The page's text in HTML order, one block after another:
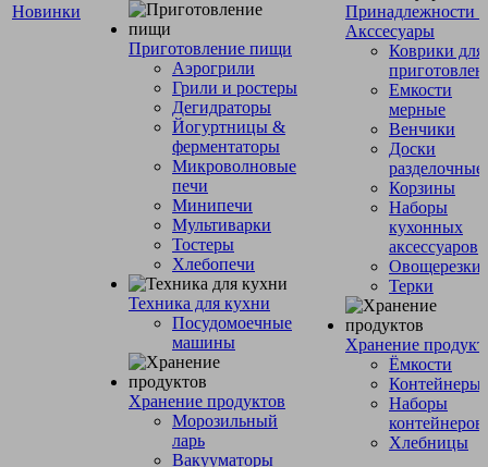
Новинки
Приготовление пищи
Аэрогрили
Грили и ростеры
Дегидраторы
Йогуртницы &
ферментаторы
Микроволновые
печи
Минипечи
Мультиварки
Тостеры
Хлебопечи
Техника для кухни
Посудомоечные
машины
Хранение продуктов
Морозильный
ларь
Вакууматоры
Принадлежности
Акссесуары
Коврики для
Емкости
мерные
Венчики
Доски
разделочные
Корзины
Наборы
кухонных
аксессуаров
Овощерезки
Терки
Хранение
Ёмкости
Контейнеры
Наборы
контейнеров
Хлебницы